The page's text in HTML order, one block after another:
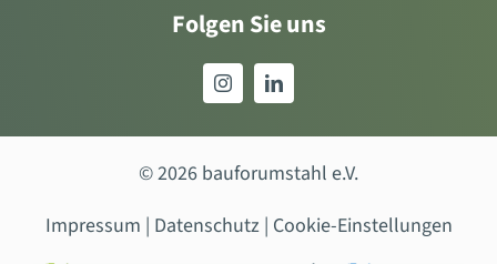
Impressum|Datenschutz|Cookie-Einstellungen